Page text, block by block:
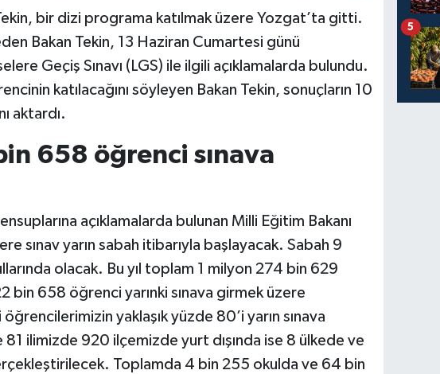
bir dizi programa katılmak üzere Yozgat’ta gitti.
Bakan Tekin, 13 Haziran Cumartesi günü
Geçiş Sınavı (LGS) ile ilgili açıklamalarda bulundu.
katılacağını söyleyen Bakan Tekin, sonuçların 10
aktardı.
658 öğrenci sınava
açıklamalarda bulunan Milli Eğitim Bakanı
sınav yarın sabah itibarıyla başlayacak. Sabah 9
olacak. Bu yıl toplam 1 milyon 274 bin 629
bin 658 öğrenci yarınki sınava girmek üzere
yaklaşık yüzde 80’i yarın sınava
81 ilimizde 920 ilçemizde yurt dışında ise 8 ülkede ve
Toplamda 4 bin 255 okulda ve 64 bin
5